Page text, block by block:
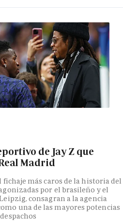
de Jay Z que
Madrid
fichaje más caros de la historia del
por el brasileño y el
consagran a la agencia
una de las mayores potencias